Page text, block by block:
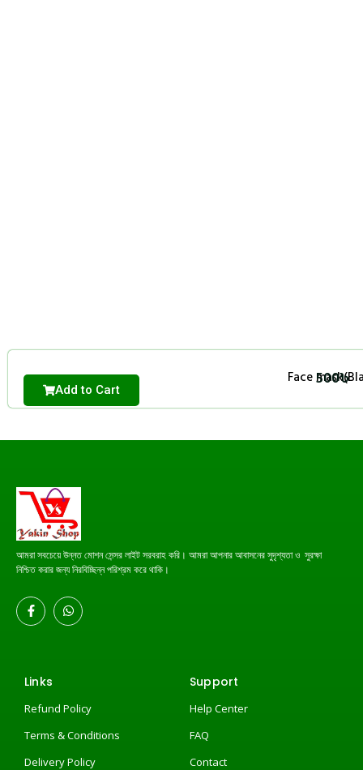
Face500৳
Add to Cart
আমরা সবচেয়ে উন্নত মোশন সেন্সর লাইট সরবরাহ করি। আমরা আপনার আবাসনের সুদৃশ্যতা ও সুরক্ষা
নিশ্চিত করার জন্য নিরবিচ্ছিন্ন পরিশ্রম করে থাকি।
Links
Refund Policy
Terms & Conditions
Delivery Policy
Support
Help Center
FAQ
Contact